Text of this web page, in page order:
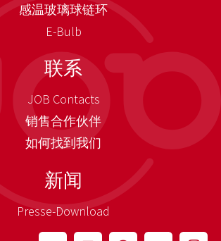
感温玻璃球链环
E-Bulb
联系
JOB Contacts
销售合作伙伴
如何找到我们
新闻
Presse-Download